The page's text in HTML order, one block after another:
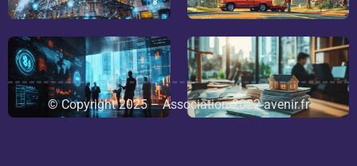
© Copyright 2025 – Association-2022-avenir.fr